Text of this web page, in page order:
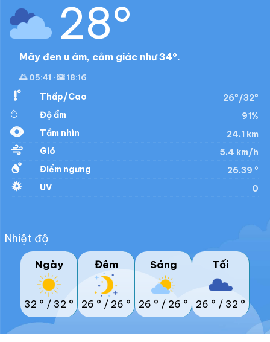
28°
Mây đen u ám, cảm giác như 34°.
🌅 05:41 · 🌇 18:16
Thấp/Cao
26°/32°
Độ ẩm
91%
Tầm nhìn
24.1 km
Gió
5.4 km/h
Điểm ngưng
26.39 °
UV
0
Nhiệt độ
Ngày
32 ° / 32 °
Đêm
26 ° / 26 °
Sáng
26 ° / 26 °
Tối
26 ° / 32 °